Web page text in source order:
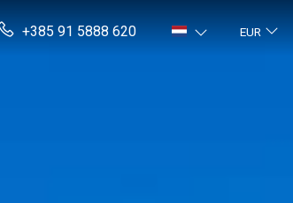
+385 91 5888 620 EUR